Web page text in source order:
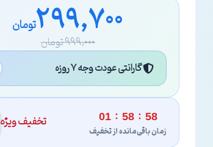
299,700تومان
999,000 تومان
گارانتی عودت وجه ۷ روزه
01 : 58 : 57
زمان باقی‌مانده از تخفیف
تخفیف ویژه